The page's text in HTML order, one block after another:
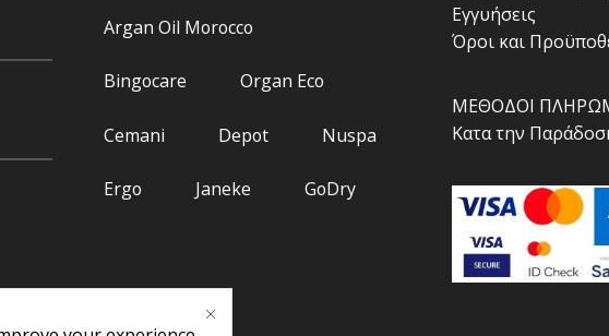
Argan Oil Morocco
Bingocare Organ Eco
Cemani Depot Nuspa
Ergo Janeke GoDry
Εγγυήσεις
Όροι και
ΜΕΘΟΔΟΙ
Κατα την